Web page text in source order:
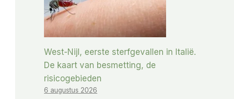
West-Nijl, eerste sterfgevallen in Italië.
De kaart van besmetting, de
risicogebieden
6 augustus 2026